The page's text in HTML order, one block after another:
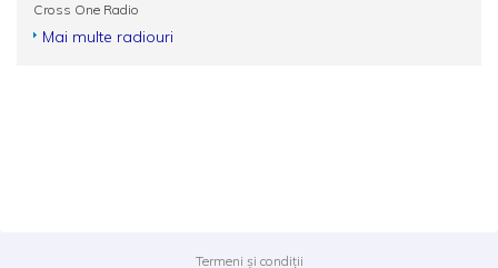
Cross One Radio
Mai multe radiouri
Termeni și condiții